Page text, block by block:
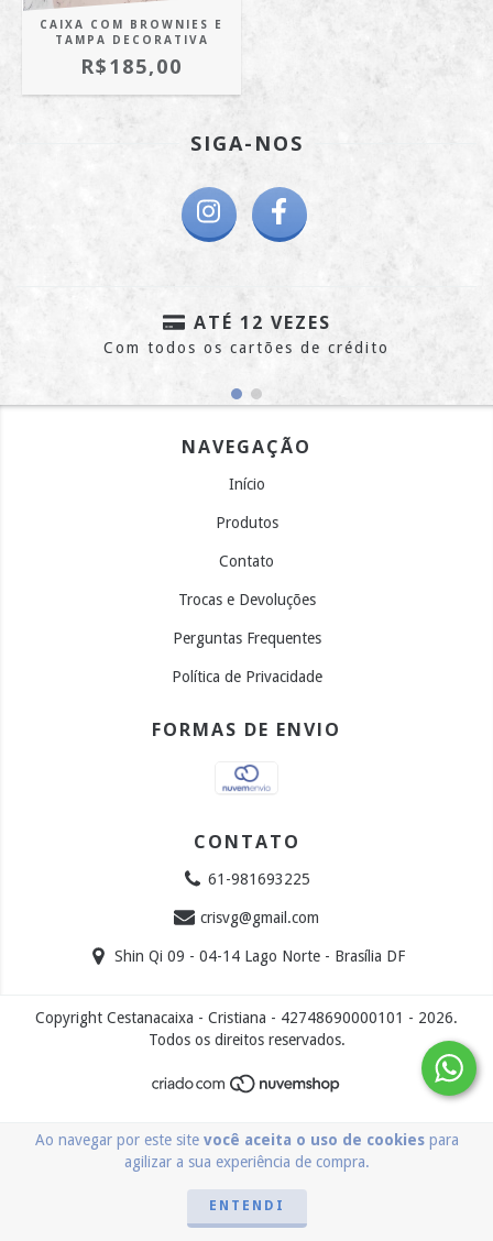
Ao navegar por este site você aceita o uso de cookiespara
agilizar a sua experiência de compra.
ENTENDI
CAIXA COM BROWNIES E
TAMPA DECORATIVA
R$185,00
SIGA-NOS
ATÉ 12 VEZES
Com todos os cartões de crédito
NAVEGAÇÃO
Início
Produtos
Contato
Trocas e Devoluções
Perguntas Frequentes
Política de Privacidade
FORMAS DE ENVIO
CONTATO
61-981693225
crisvg@gmail.com
Shin Qi 09 - 04-14 Lago Norte - Brasília DF
Copyright Cestanacaixa - Cristiana - 42748690000101 - 2026.
Todos os direitos reservados.